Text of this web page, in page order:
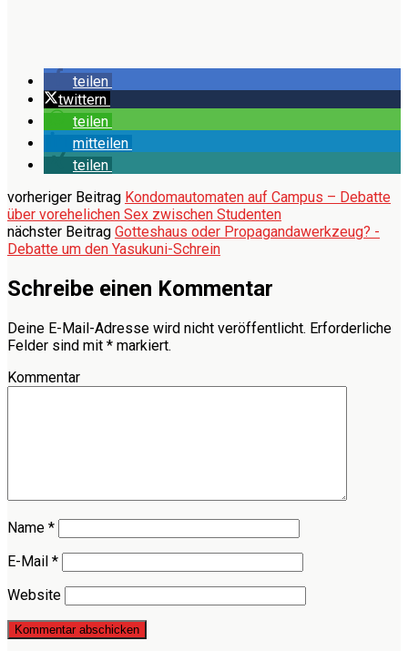
teilen
twittern
teilen
mitteilen
teilen
vorheriger Beitrag Kondomautomaten auf Campus – Debatte
über vorehelichen Sex zwischen Studenten
nächster Beitrag Gotteshaus oder Propagandawerkzeug? -
Debatte um den Yasukuni-Schrein
Schreibe einen Kommentar
Deine E-Mail-Adresse wird nicht veröffentlicht. Erforderliche
Felder sind mit * markiert.
Kommentar
Name *
E-Mail *
Website